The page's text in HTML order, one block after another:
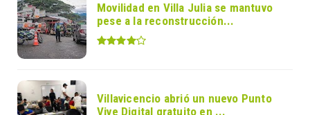
Movilidad en Villa Julia se mantuvo
pese a la reconstrucción...
Villavicencio abrió un nuevo Punto
Vive Digital gratuito en ...